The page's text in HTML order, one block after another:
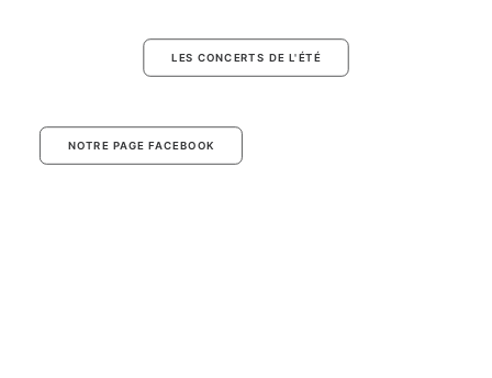
LES CONCERTS DE L'ÉTÉ
NOTRE PAGE FACEBOOK